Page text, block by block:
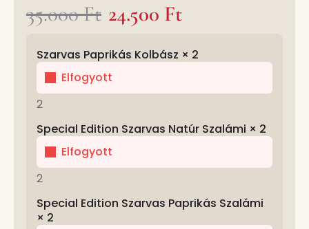
35.000Ft
Original
price
was:
35.000 Ft.
24.500 Ft
Current
price
24.500 Ft.
Original
was:
35.000 Ft.
Current
24.500 Ft.
Szarvas Paprikás Kolbász × 2
Elfogyott
2
Special Edition Szarvas Natúr Szalámi × 2
Elfogyott
2
Special Edition Szarvas Paprikás Szalámi
× 2